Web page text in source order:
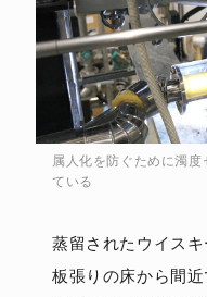
属人化を防ぐために濁
ている
蒸留されたウイスキ
板張りの床から間